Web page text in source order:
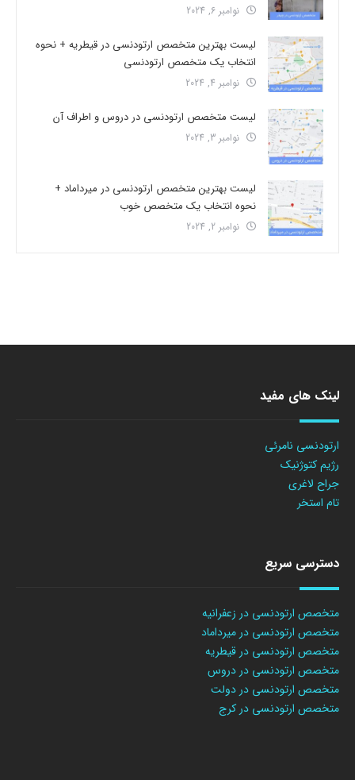
نوامبر 6, 2024
لیست بهترین متخصص ارتودنسی در قیطریه + نحوه
انتخاب یک متخصص ارتودنسی
نوامبر 4, 2024
لیست متخصص ارتودنسی در دروس و اطراف آن
نوامبر 3, 2024
لیست بهترین متخصص ارتودنسی در میرداماد +
نحوه انتخاب یک متخصص خوب
نوامبر 2, 2024
لینک های مفید
ارتودنسی نامرئی
رژیم کتوژنیک
جراح لاغری
تام استخر
دسترسی سریع
متخصص ارتودنسی در زعفرانیه
متخصص ارتودنسی در میرداماد
متخصص ارتودنسی در قیطریه
متخصص ارتودنسی در دروس
متخصص ارتودنسی در دولت
متخصص ارتودنسی در کرج